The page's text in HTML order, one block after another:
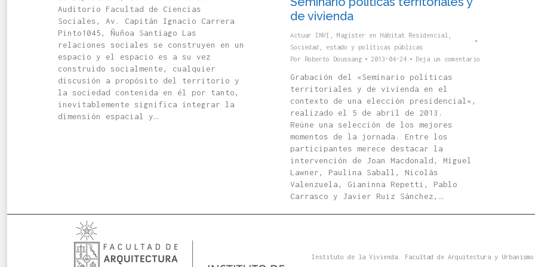
Auditorio Facultad de Ciencias
Sociales, Av. Capitán Ignacio Carrera
Pinto1045, Ñuñoa Santiago Las
relaciones sociales se construyen en un
espacio y el espacio es a su vez
construido socialmente, cualquier
discusión a propósito del territorio y
la sociedad contenida en él por tanto,
inevitablemente significa integrar la
dimensión espacial y…
de vivienda
Actuar INVI Magíster en Hábitat Residencial
Sociedad, estado y políticas públicas
Por Roberto Doussang 2013-04-24 Deja un comentario
Grabación del «Seminario políticas
territoriales y de vivienda en el
contexto de una elección presidencial«,
realizado el 5 de abril de 2013.
Reúne una selección de los mejores
momentos de la jornada. Entre los
participantes merece destacar la
intervención de Joan Macdonald, Miguel
Lawner, Paulina Saball, Nicolás
Valenzuela, Gianinna Repetti, Pablo
Carrasco y Javier Ruiz Sánchez,…
Instituto de la Vivienda. Facultad de Arquitectura y